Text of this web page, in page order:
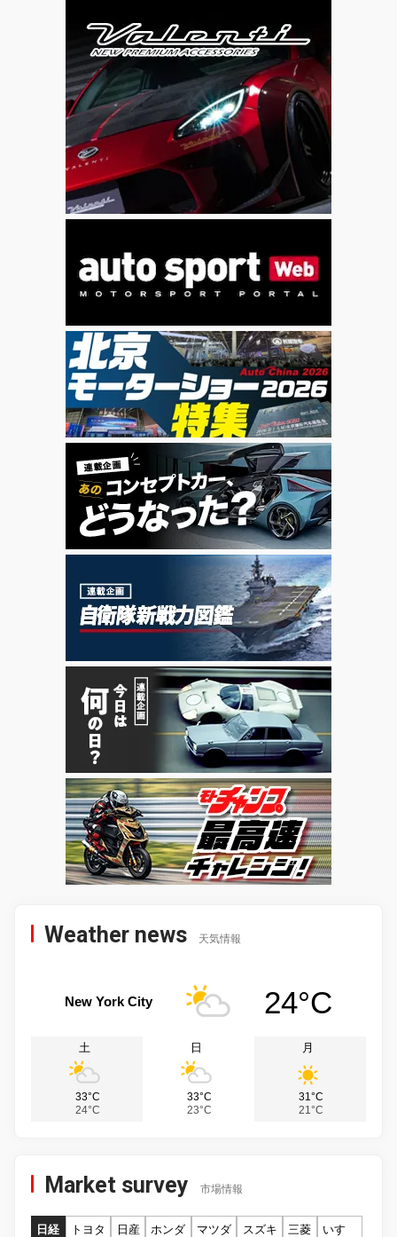
Weather news 天気情報
New York City 24°C
土
33°C
24°C
日
33°C
23°C
月
31°C
21°C
Market survey 市場情報
日経 トヨタ 日産 ホンダ マツダ スズキ 三菱
いすゞ